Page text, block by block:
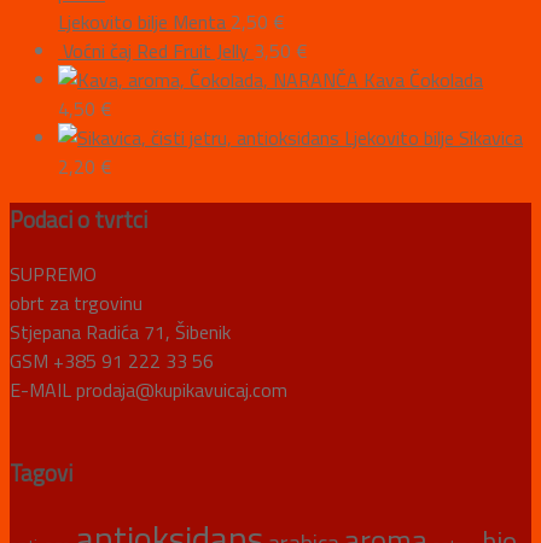
Ljekovito bilje Menta 2,50 €
Voćni čaj Red Fruit Jelly 3,50 €
Kava Čokolada
4,50 €
Ljekovito bilje Sikavica
2,20 €
Podaci o tvrtci
SUPREMO
obrt za trgovinu
Stjepana Radića 71, Šibenik
GSM +385 91 222 33 56
E-MAIL prodaja@kupikavuicaj.com
Tagovi